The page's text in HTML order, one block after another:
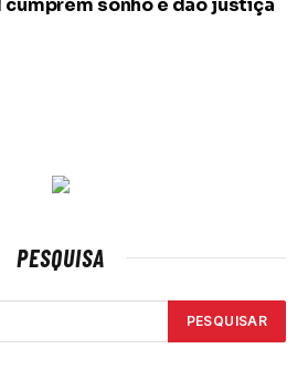
sonho e dão justiça
PESQUISA